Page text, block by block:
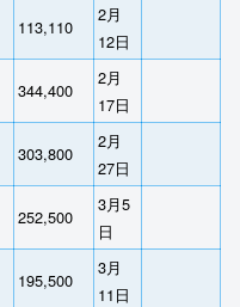
113,110
2月
12日
344,400
2月
17日
303,800
2月
27日
252,500
3月5
日
195,500
3月
11日